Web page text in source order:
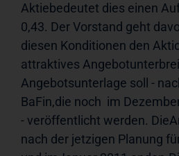
Aktiebedeutet dies einen
0,43. Der Vorstand geht
diesen Konditionen den
attraktives
Angebotsunterlage soll -
BaFin,die noch  im
- veröffentlicht werden.
nach der jetzigen Planung